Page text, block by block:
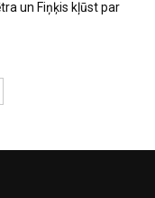
un Fiņķis kļūst par